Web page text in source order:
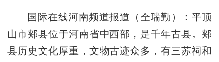
国际在线河南频道报道（仝瑞勤）：平顶
山市郏县位于河南省中西部，是千年古县。郏
县历史文化厚重，文物古迹众多，有三苏祠和